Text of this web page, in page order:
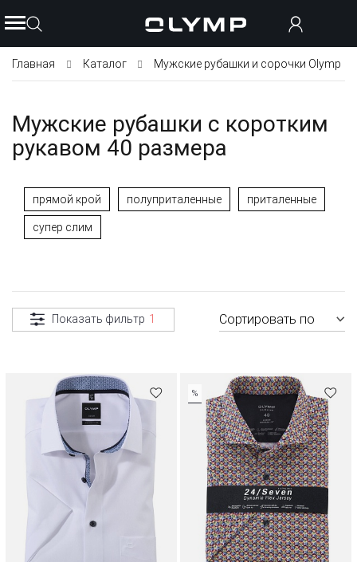
Главная Каталог Мужские рубашки и сорочки Olymp
Мужские рубашки с коротким
рукавом 40 размера
прямой крой полуприталенные приталенные
супер слим
Показать фильтр 1 Сортировать по
%